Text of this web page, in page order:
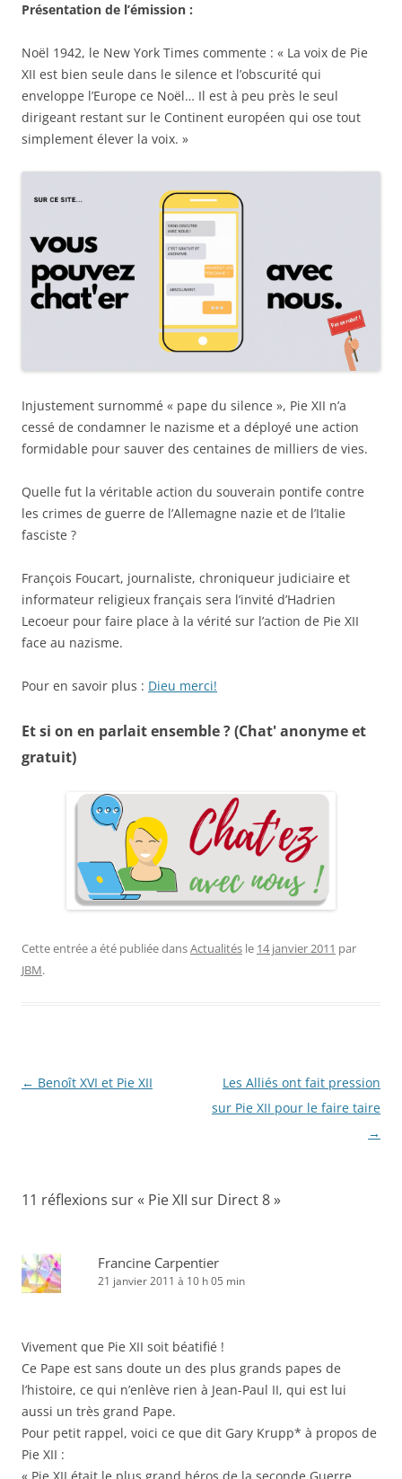
Présentation de l’émission :
Noël 1942, le New York Times commente : « La voix de Pie
XII est bien seule dans le silence et l’obscurité qui
enveloppe l’Europe ce Noël… Il est à peu près le seul
dirigeant restant sur le Continent européen qui ose tout
simplement élever la voix. »
Injustement surnommé « pape du silence », Pie XII n’a
cessé de condamner le nazisme et a déployé une action
formidable pour sauver des centaines de milliers de vies.
Quelle fut la véritable action du souverain pontife contre
les crimes de guerre de l’Allemagne nazie et de l’Italie
fasciste ?
François Foucart, journaliste, chroniqueur judiciaire et
informateur religieux français sera l’invité d’Hadrien
Lecoeur pour faire place à la vérité sur l’action de Pie XII
face au nazisme.
Pour en savoir plus : Dieu merci!
Et si on en parlait ensemble ? (Chat' anonyme et
gratuit)
Cette entrée a été publiée dansActualités le 14 janvier 2011 par
JBM.
Navigation
← Benoît XVI et Pie XII
Les Alliés ont fait pression
sur Pie XII pour le faire taire
→
11 réflexions sur « Pie XII sur Direct 8»
Francine Carpentier
21 janvier 2011 à 10 h 05 min
Vivement que Pie XII soit béatifié !
Ce Pape est sans doute un des plus grands papes de
l’histoire, ce qui n’enlève rien à Jean-Paul II, qui est lui
aussi un très grand Pape.
Pour petit rappel, voici ce que dit Gary Krupp* à propos de
Pie XII :
« Pie XII était le plus grand héros de la seconde Guerre